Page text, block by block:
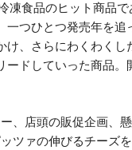
凍食品のヒット商品
つひとつ発売年を追
、さらにわくわくし
ドしていった商品。
、店頭の販促企画、
ツァの伸びるチーズ